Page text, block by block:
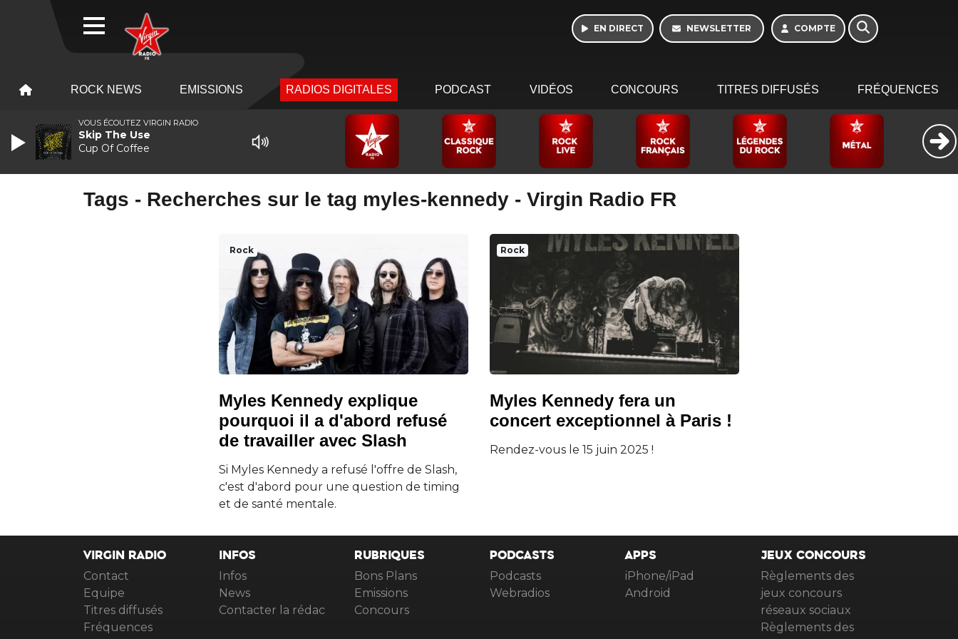
EN DIRECT NEWSLETTER COMPTE
ROCK NEWS EMISSIONS RADIOS DIGITALES PODCAST VIDÉOS CONCOURS TITRES DIFFUSÉS FRÉQUENCES
Tags - Recherches sur le tag myles-kennedy - Virgin Radio FR
Rock
Myles Kennedy explique
pourquoi il a d'abord refusé
de travailler avec Slash
Si Myles Kennedy a refusé l'offre de Slash,
c'est d'abord pour une question de timing
et de santé mentale.
Rock
Myles Kennedy fera un
concert exceptionnel à Paris !
Rendez-vous le 15 juin 2025 !
VIRGIN RADIO
Contact
Equipe
Titres diffusés
Fréquences
INFOS
Infos
News
Contacter la rédac
RUBRIQUES
Bons Plans
Emissions
Concours
PODCASTS
Podcasts
Webradios
APPS
iPhone/iPad
Android
JEUX CONCOURS
Règlements des
jeux concours
réseaux sociaux
Règlements des
VOUS ÉCOUTEZ VIRGIN RADIO
Skip The Use
Cup Of Coffee
WEBRADIO
Week-end de 06h à
12h